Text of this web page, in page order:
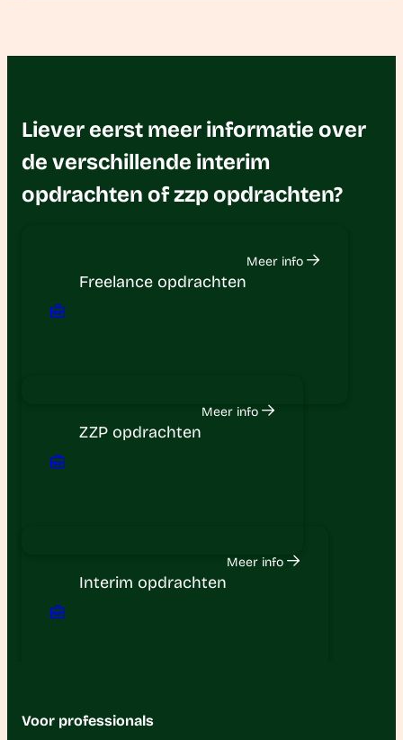
Liever eerst meer informatie over
de verschillende interim
opdrachten of zzp opdrachten?
Freelance opdrachten
Meer info
ZZP opdrachten
Meer info
Interim opdrachten
Meer info
Voor professionals